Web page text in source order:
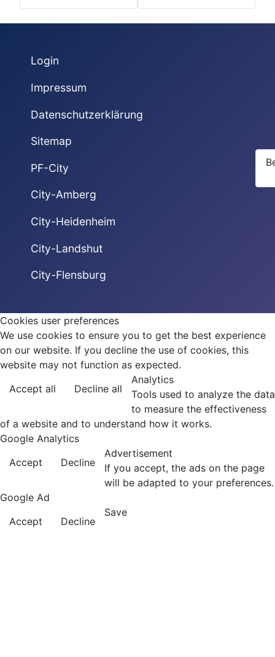
Login
Impressum
Datenschutzerklärung
Sitemap
PF-City
City-Amberg
City-Heidenheim
City-Landshut
City-Flensburg
Cookies user preferences
We use cookies to ensure you to get the best experience
on our website. If you decline the use of cookies, this
website may not function as expected.
Accept all
Decline all
Analytics
Tools used to analyze the data
to measure the effectiveness
of a website and to understand how it works.
Google Analytics
Accept
Decline
Advertisement
If you accept, the ads on the page
will be adapted to your preferences.
Google Ad
Accept
Decline
Save